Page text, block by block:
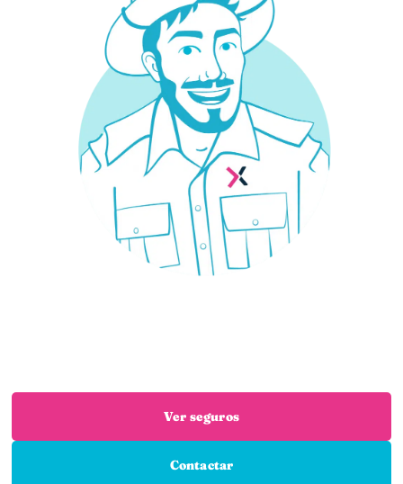
¿Necesitas un seguro?
Ver seguros
Contactar